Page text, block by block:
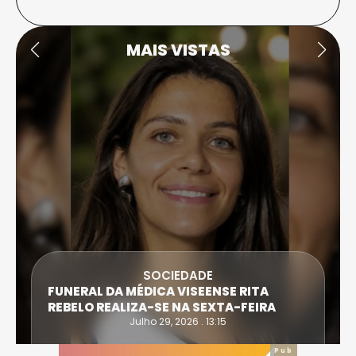
MAIS VISTAS
SOCIEDADE
FUNERAL DA MÉDICA VISEENSE RITA
REBELO REALIZA-SE NA SEXTA-FEIRA
Julho 29, 2026 . 13:15
Pub